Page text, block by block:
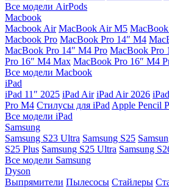
Все модели AirPods
Macbook
Macbook Air MacBook Air M5
Macbook Pro MacBook Pro 14″ M4
MacBook Pro 14″ M4 Pro MacBook Pro
Pro 16″ M4 Max MacBook Pro 16″ M4
Все модели Macbook
iPad
iPad 11″ 2025 iPad Air iPad Air 2026
Pro M4 Стилусы для iPad Apple Pencil
Все модели iPad
Samsung
Samsung S23 Ultra Samsung S25
S25 Plus Samsung S25 Ultra Samsung
Все модели Samsung
Dyson
Выпрямители Пылесосы Стайлеры